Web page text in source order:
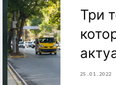
Три
25.01.2022